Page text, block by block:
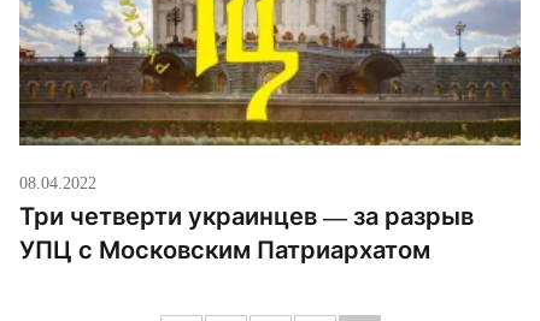
08.04.2022
Три четверти украинцев — за разрыв
УПЦ с Московским Патриархатом